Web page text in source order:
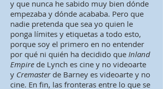
y que nunca he sabido muy bien dónde
empezaba y dónde acababa. Pero que
nadie pretenda que sea yo quien le
ponga límites y etiquetas a todo esto,
porque soy el primero en no entender
por qué ni quién ha decidido que Inland
Empire de Lynch es cine y no videoarte
y Cremasterde Barney es videoarte y no
cine. En fin, las fronteras entre lo que se